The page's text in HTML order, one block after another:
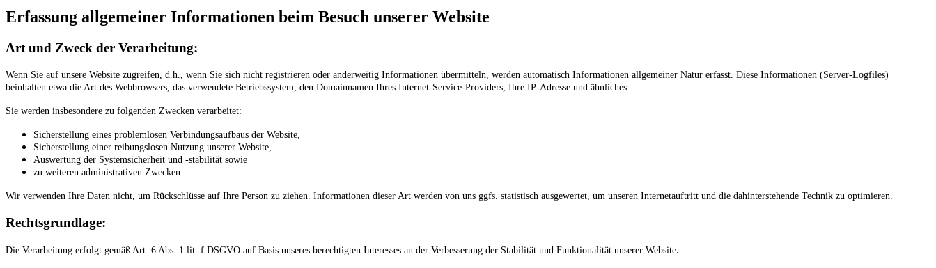
Erfassung allgemeiner Informationen beim Besuch unserer Website
Art und Zweck der Verarbeitung:
Wenn Sie auf unsere Website zugreifen, d.h., wenn Sie sich nicht registrieren oder anderweitig Informationen übermitteln, werden automatisch Informationen allgemeiner Natur erfasst. Diese Informationen (Server-Logfiles)
beinhalten etwa die Art des Webbrowsers, das verwendete Betriebssystem, den Domainnamen Ihres Internet-Service-Providers, Ihre IP-Adresse und ähnliches.
Sie werden insbesondere zu folgenden Zwecken verarbeitet:
Sicherstellung eines problemlosen Verbindungsaufbaus der Website,
Sicherstellung einer reibungslosen Nutzung unserer Website,
Auswertung der Systemsicherheit und -stabilität sowie
zu weiteren administrativen Zwecken.
Wir verwenden Ihre Daten nicht, um Rückschlüsse auf Ihre Person zu ziehen. Informationen dieser Art werden von uns ggfs. statistisch ausgewertet, um unseren Internetauftritt und die dahinterstehende Technik zu optimieren.
Rechtsgrundlage:
Die Verarbeitung erfolgt gemäß Art. 6 Abs. 1 lit. f DSGVO auf Basis unseres berechtigten Interesses an der Verbesserung der Stabilität und Funktionalität unserer Website.